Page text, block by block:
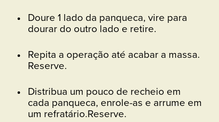
Doure 1 lado da panqueca, vire para
dourar do outro lado e retire.
Repita a operação até acabar a massa.
Reserve.
Distribua um pouco de recheio em
cada panqueca, enrole-as e arrume em
um refratário.Reserve.